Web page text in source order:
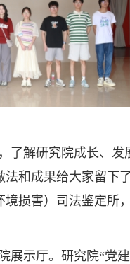
了解研究院成长、发
和成果给大家留下
损害）司法鉴定所
示厅。研究院“党